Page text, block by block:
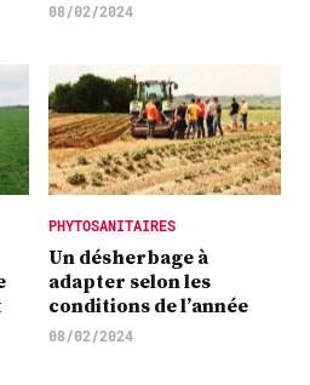
08/02/2024
PHYTOSANITAIRES
Un désherbage à
adapter selon les
conditions de l’année
08/02/2024